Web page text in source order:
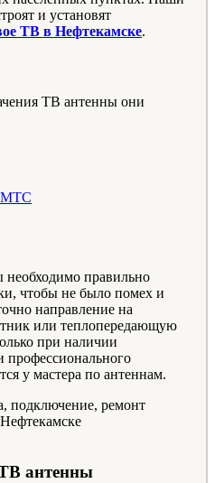
и установят
ТВ в Нефтекамске.
ТВ антенны они
МТС
необходимо правильно
чтобы не было помех и
направление на
или теплопередающую
при наличии
профессионального
у мастера по антеннам.
антенны